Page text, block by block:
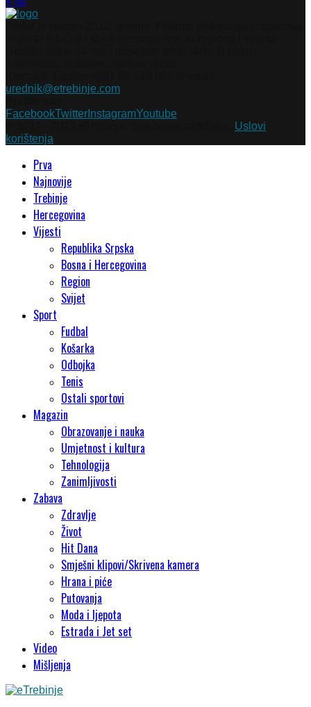
urednik@etrebinje.com
FacebookTwitter InstagramYoutube
Uslovi
korištenja
Prva
Najnovije
Trebinje
Hercegovina
Vijesti
Republika Srpska
Bosna i Hercegovina
Region
Svijet
Sport
Fudbal
Košarka
Odbojka
Tenis
Ostali sportovi
Magazin
Obrazovanje i nauka
Umjetnost i kultura
Tehnologija
Zanimljivosti
Zabava
Zdravlje
Život
Hit Dana
Smješni klipovi/Skrivena kamera
Hrana i piće
Putovanja
Moda i ljepota
Estrada i Jet set
Video
Mišljenja